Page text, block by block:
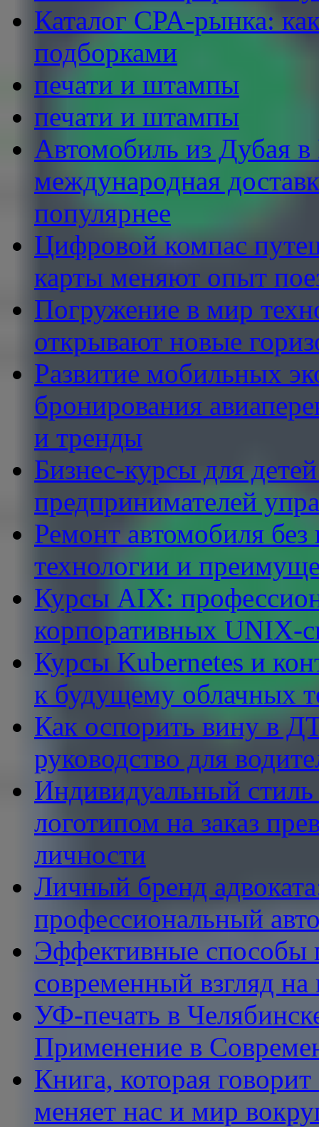
Каталог CPA-рынка:
подборками
печати и штампы
печати и штампы
Автомобиль из Дубая
международная
популярнее
Цифровой компас
карты меняют опыт
Погружение в мир
открывают новые
Развитие мобильных
бронирования
и тренды
Бизнес-курсы для
предпринимателей
Ремонт автомобиля
технологии и
Курсы AIX:
корпоративных UNIX-
Курсы Kubernetes и
к будущему облачных
Как оспорить вину в
руководство для
Индивидуальный
логотипом на заказ
личности
Личный бренд
профессиональный
Эффективные способы
современный взгляд
УФ-печать в
Применение в
Книга, которая
меняет нас и мир